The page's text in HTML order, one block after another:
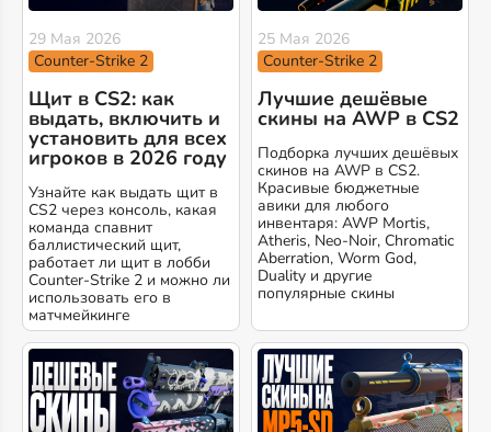
29 Мая 2026
Counter-Strike 2
Щит в CS2: как
выдать, включить и
установить для всех
игроков в 2026 году
Узнайте как выдать щит в
CS2 через консоль, какая
команда спавнит
баллистический щит,
работает ли щит в лобби
Counter-Strike 2 и можно ли
использовать его в
матчмейкинге
25 Мая 2026
Counter-Strike 2
Лучшие дешёвые
скины на AWP в CS2
Подборка лучших дешёвых
скинов на AWP в CS2.
Красивые бюджетные
авики для любого
инвентаря: AWP Mortis,
Atheris, Neo-Noir, Chromatic
Aberration, Worm God,
Duality и другие
популярные скины